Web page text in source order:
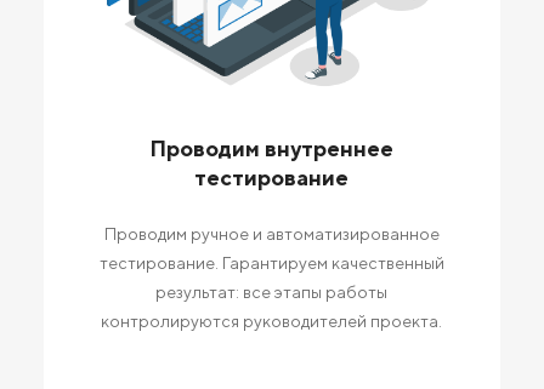
Проводим внутреннее
тестирование
Проводим ручное и автоматизированное
тестирование. Гарантируем качественный
результат: все этапы работы
контролируются руководителей проекта.